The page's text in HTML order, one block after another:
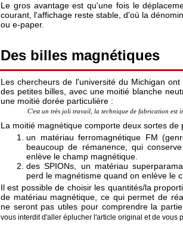
Le gros avantage est qu'une fois le
courant, l'affichage reste stable, d'où la
ou e-paper.
Des billes magnétiques
Les chercheurs de l'université du Michigan
des petites billes, avec une moitié blanche
une moitié dorée particulière :
C'est un très joli travail, la technique de fabrication est
La moitié magnétique comporte deux sortes de
un matériau ferromagnétique FM
beaucoup de rémanence, qui
enlève le champ magnétique.
des SPIONs, un matériau
perd le magnétisme quand on enlève le
Il est possible de choisir les quantités/la
de matériau magnétique, ce qui permet de
ne seront pas utiles pour comprendre la
vous interdit d'aller éplucher l'article original et de vous